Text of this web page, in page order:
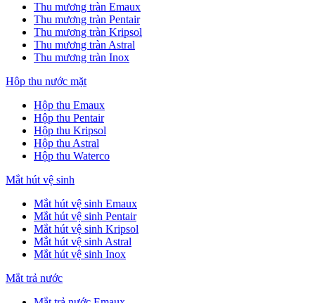
Thu mương tràn Emaux
Thu mương tràn Pentair
Thu mương tràn Kripsol
Thu mương tràn Astral
Thu mương tràn Inox
Hôp thu nước mặt
Hộp thu Emaux
Hộp thu Pentair
Hộp thu Kripsol
Hộp thu Astral
Hộp thu Waterco
Mắt hút vệ sinh
Mắt hút vệ sinh Emaux
Mắt hút vệ sinh Pentair
Mắt hút vệ sinh Kripsol
Mắt hút vệ sinh Astral
Mắt hút vệ sinh Inox
Mắt trả nước